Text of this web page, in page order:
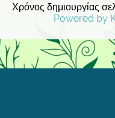
Χρόνος δημιουργίας
Powered by